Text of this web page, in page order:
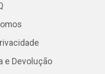
e Devolução